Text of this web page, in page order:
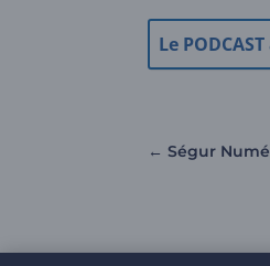
Le
←Ségur